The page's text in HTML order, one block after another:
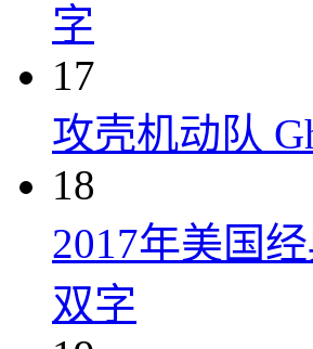
字
17
攻壳机动队
18
2017年美国
双字